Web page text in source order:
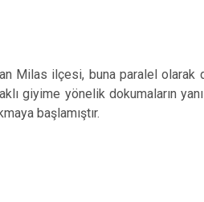
Milas ilçesi, buna paralel olarak
giyime yönelik dokumaların
başlamıştır.